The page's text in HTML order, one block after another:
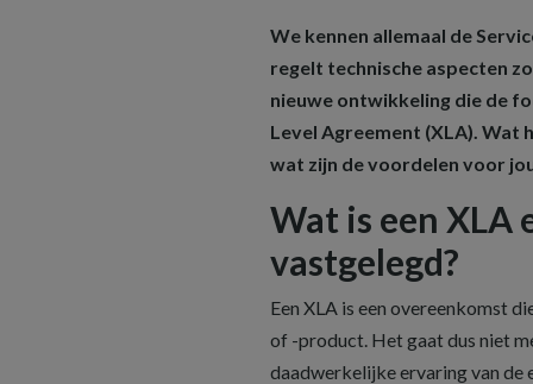
We kennen allemaal de
regelt technische aspecten
nieuwe ontwikkeling die de
Level Agreement (XLA). Wat
wat zijn de voordelen voor
Wat is een XLA
vastgelegd?
Een XLA is een overeenkomst
of -product. Het gaat dus niet
daadwerkelijke ervaring van de